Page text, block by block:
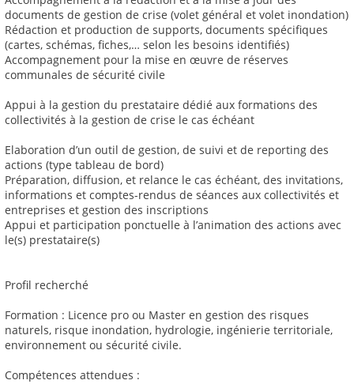
documents de gestion de crise (volet général et volet inondation)
Rédaction et production de supports, documents spécifiques
(cartes, schémas, fiches,… selon les besoins identifiés)
Accompagnement pour la mise en œuvre de réserves
communales de sécurité civile
Appui à la gestion du prestataire dédié aux formations des
collectivités à la gestion de crise le cas échéant
Elaboration d’un outil de gestion, de suivi et de reporting des
actions (type tableau de bord)
Préparation, diffusion, et relance le cas échéant, des invitations,
informations et comptes-rendus de séances aux collectivités et
entreprises et gestion des inscriptions
Appui et participation ponctuelle à l’animation des actions avec
le(s) prestataire(s)
Profil recherché
Formation : Licence pro ou Master en gestion des risques
naturels, risque inondation, hydrologie, ingénierie territoriale,
environnement ou sécurité civile.
Compétences attendues :